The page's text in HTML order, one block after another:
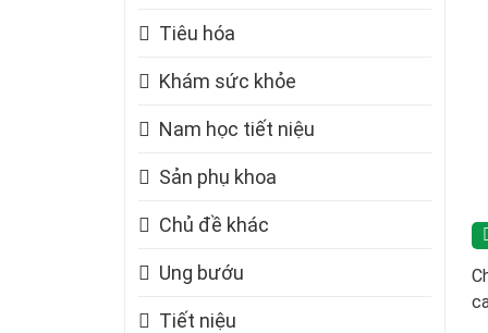
Tiêu hóa
Khám sức khỏe
Nam học tiết niệu
Sản phụ khoa
Chủ đề khác
Ung bướu
Tiết niệu